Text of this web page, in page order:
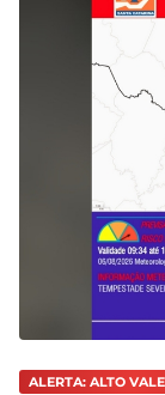
ALERTA: ALTO